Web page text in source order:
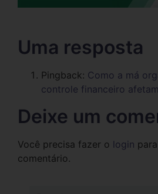
Uma resposta
Pingback: Como a má
controle financeiro
Deixe um
Você precisa fazer o login
comentário.